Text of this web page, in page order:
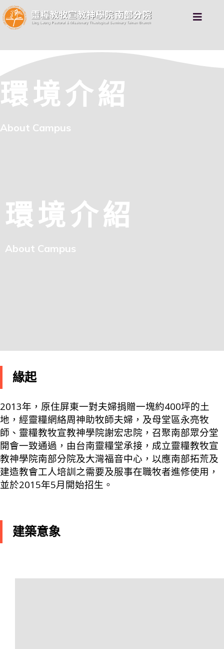
環境介紹
About Campus
環境介紹
About Campus
緣起
2013年，原住屏東一對夫婦捐贈一塊約400坪的土
地，經靈糧網絡周神助牧師夫婦，及母堂區永亮牧
師、靈糧教牧宣教神學院謝宏忠院，召聚南部眾分堂
開會一致通過，由台南靈糧堂承接，成立靈糧教牧宣
教神學院南部分院及大灣福音中心，以應南部拓荒及
建造教會工人培訓之需要及服事在職牧者進修使用，
並於2015年5月開始招生。
建築意象